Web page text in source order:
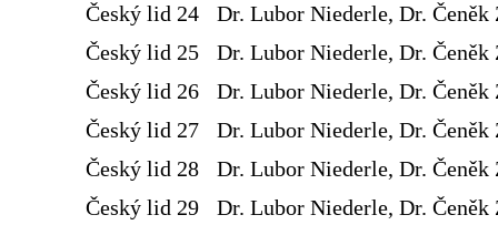
Český lid 24
Dr. Lubor Niederle, Dr. Čeněk
Český lid 25
Dr. Lubor Niederle, Dr. Čeněk
Český lid 26
Dr. Lubor Niederle, Dr. Čeněk
Český lid 27
Dr. Lubor Niederle, Dr. Čeněk
Český lid 28
Dr. Lubor Niederle, Dr. Čeněk
Český lid 29
Dr. Lubor Niederle, Dr. Čeněk